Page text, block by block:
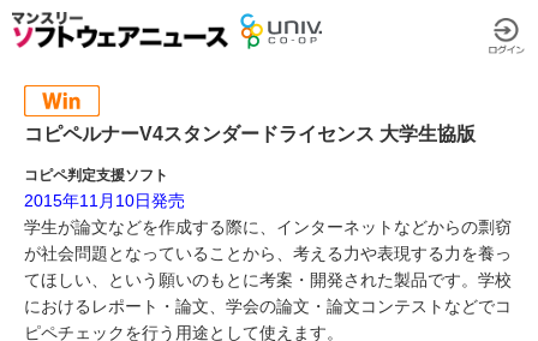
コピペルナーV4スタンダードライセンス 大学生協版
コピペ判定支援ソフト
2015年11月10日発売
学生が論文などを作成する際に、インターネットなどからの剽窃
が社会問題となっていることから、考える力や表現する力を養っ
てほしい、という願いのもとに考案・開発された製品です。学校
におけるレポート・論文、学会の論文・論文コンテストなどでコ
ピペチェックを行う用途として使えます。